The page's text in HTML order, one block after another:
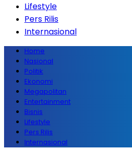
Lifestyle
Pers Rilis
Internasional
Home
Nasional
Politik
Ekonomi
Megapolitan
Entertainment
Bisnis
Lifestyle
Pers Rilis
Internasional